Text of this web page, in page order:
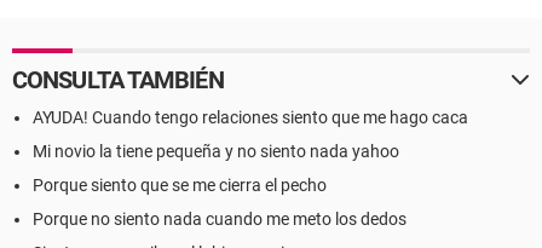
CONSULTA TAMBIÉN
AYUDA! Cuando tengo relaciones siento que me hago caca
Mi novio la tiene pequeña y no siento nada yahoo
Porque siento que se me cierra el pecho
Porque no siento nada cuando me meto los dedos